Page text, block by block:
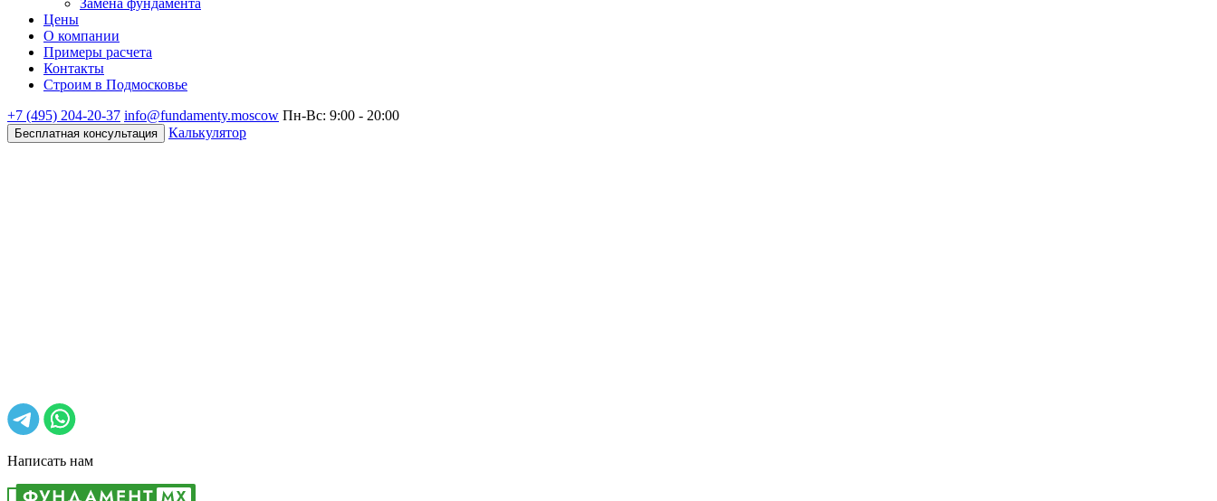
Замена фундамента
Цены
О компании
Примеры расчета
Контакты
Строим в Подмосковье
+7 (495) 204-20-37 info@fundamenty.moscow Пн-Вс: 9:00 - 20:00
Бесплатная консультация Калькулятор
Написать нам